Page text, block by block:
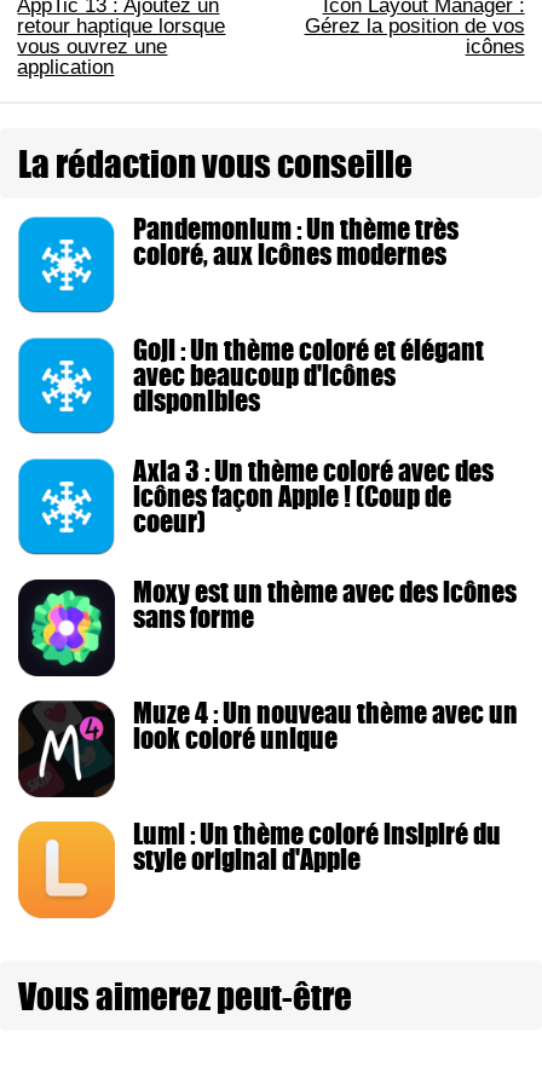
AppTic 13 : Ajoutez un
retour haptique lorsque
vous ouvrez une
application
Icon Layout Manager :
Gérez la position de vos
icônes
La rédaction vous conseille
Pandemonium : Un thème très
coloré, aux icônes modernes
Goji : Un thème coloré et élégant
avec beaucoup d'icônes
disponibles
Axla 3 : Un thème coloré avec des
icônes façon Apple ! (Coup de
coeur)
Moxy est un thème avec des icônes
sans forme
Muze 4 : Un nouveau thème avec un
look coloré unique
Lumi : Un thème coloré insipiré du
style original d'Apple
Vous aimerez peut-être